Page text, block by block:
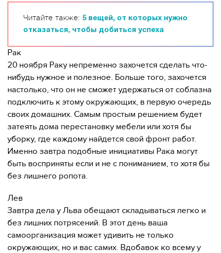
Читайте также: 5 вещей, от которых нужно
отказаться, чтобы добиться успеха
Рак
20 ноября Раку непременно захочется сделать что-
нибудь нужное и полезное. Больше того, захочется
настолько, что он не сможет удержаться от соблазна
подключить к этому окружающих, в первую очередь
своих домашних. Самым простым решением будет
затеять дома перестановку мебели или хотя бы
уборку, где каждому найдется свой фронт работ.
Именно завтра подобные инициативы Рака могут
быть восприняты если и не с пониманием, то хотя бы
без лишнего ропота.
Лев
Завтра дела у Льва обещают складываться легко и
без лишних потрясений. В этот день ваша
самоорганизация может удивить не только
окружающих, но и вас самих. Вдобавок ко всему у